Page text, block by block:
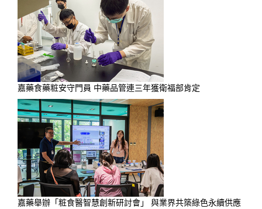
嘉藥食藥粧安守門員 中藥品管連三年獲衛福部肯定
嘉藥舉辦「粧食醫智慧創新研討會」 與業界共築綠色永續供應